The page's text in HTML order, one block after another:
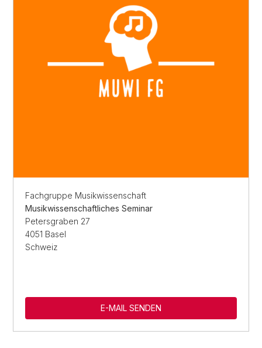
Fachgruppe Musikwissenschaft
Musikwissenschaftliches Seminar
Petersgraben 27
4051 Basel
Schweiz
E-MAIL SENDEN